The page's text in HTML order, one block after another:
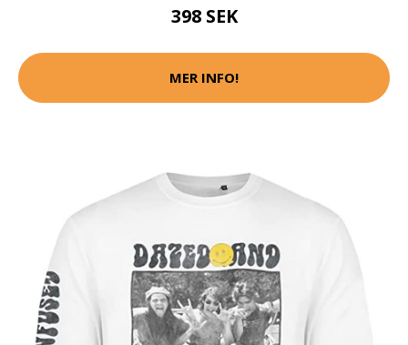
398 SEK
MER INFO!